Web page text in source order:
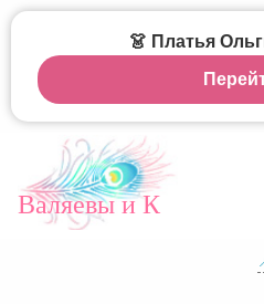
Валяевы и К
👗 Платья